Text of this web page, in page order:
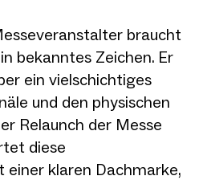
braucht
bekanntes Zeichen. Er
ein vielschichtiges
und den physischen
Relaunch der Messe
diese
einer klaren Dachmarke,